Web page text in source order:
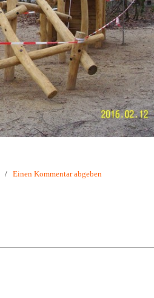
/ Einen Kommentar abgeben